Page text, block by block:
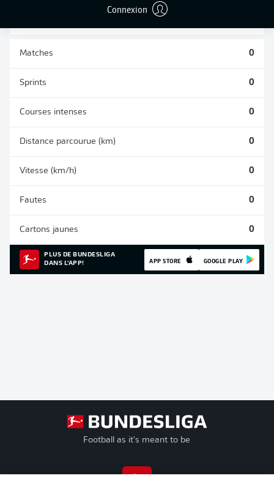
Connexion
0
Matches 0
Sprints 0
Courses intenses 0
Distance parcourue (km) 0
Vitesse (km/h) 0
Fautes 0
Cartons jaunes 0
PLUS DE BUNDESLIGA
DANS L'APP!
APP STORE GOOGLE PLAY
Football as it's meant to be